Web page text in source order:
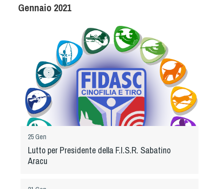
Gennaio 2021
25 Gen
Lutto per Presidente della F.I.S.R. Sabatino
Aracu
Circolari
Federazione Trasparente
Assicurazione
Convenzioni
Società
Tesserati
Albo Fornitori
Scuole Federali